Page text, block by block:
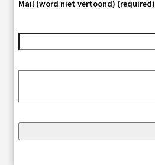
Mail (word niet vertoond) (required)